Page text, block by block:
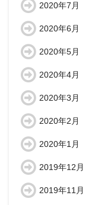
2020年7月
2020年6月
2020年5月
2020年4月
2020年3月
2020年2月
2020年1月
2019年12月
2019年11月